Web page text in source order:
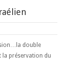
double
la préservation du